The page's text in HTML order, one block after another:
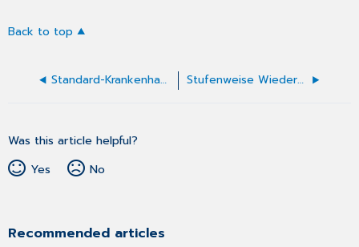
Back to top
Standard-Krankenhauseinweisung laden Stufenweise Wiedereingliederung mit Arbeitsplatzbeschreibung (F3110/F3112)
Was this article helpful?
Yes
No
Recommended articles